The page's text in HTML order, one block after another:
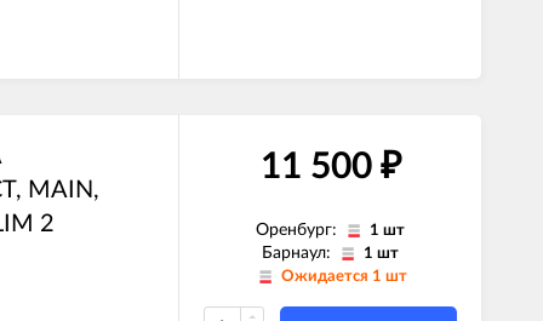
MAIN,
2
11 500 ₽
Оренбург: 1 шт
Барнаул:
1 шт
Ожидается 1 шт